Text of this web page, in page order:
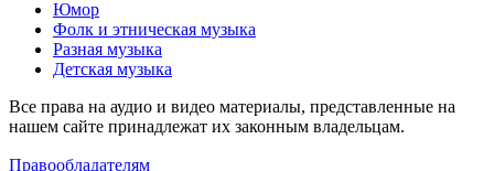
Юмор
Фолк и этническая музыка
Разная музыка
Детская музыка
Все права на аудио и видео материалы, представленные на
нашем сайте принадлежат их законным владельцам.
Правообладателям